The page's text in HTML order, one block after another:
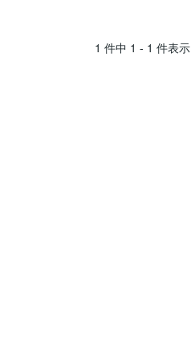
1 件中 1 - 1 件表示